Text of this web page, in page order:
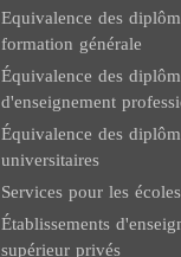
Equivalence des
formation générale
Équivalence des
d'enseignement
Équivalence des
universitaires
Services pour les
Établissements
supérieur privés